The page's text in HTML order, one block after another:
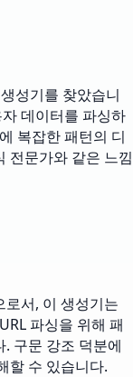
성기를 찾았습니
데이터를 파싱하
복잡한 패턴의 디
전문가와 같은 느낌
서, 이 생성기는
파싱을 위해 패
구문 강조 덕분에
할 수 있습니다.